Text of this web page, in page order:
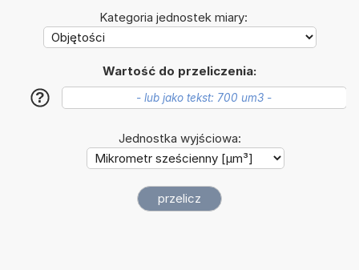
Kategoria jednostek miary:
Wartość do przeliczenia:
?
Jednostka wyjściowa: